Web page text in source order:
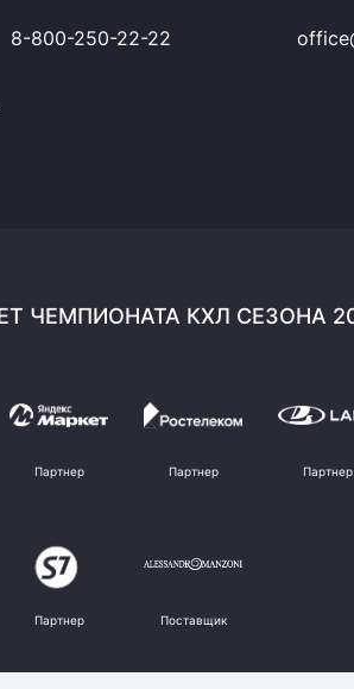
8-800-250-22-22
ЧЕМПИОНАТА КХЛ СЕЗОНА
Партнер Партнер Партнер
Партнер Поставщик